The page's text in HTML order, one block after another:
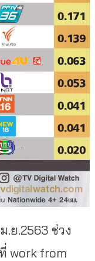
.ย.2563 ช่วง
work from